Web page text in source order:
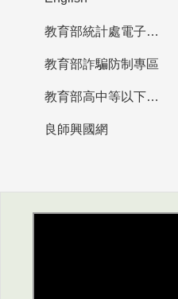
教育部統計處電子書櫃
教育部詐騙防制專區
教育部高中等以下學校及幼兒園教師資格檢定考試
良師興國網